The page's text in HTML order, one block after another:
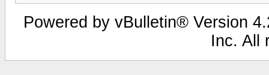
Powered by vBulletin® Version
Inc. All